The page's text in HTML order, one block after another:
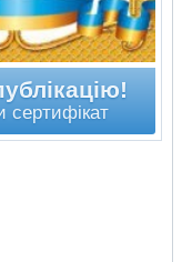
сертифікат